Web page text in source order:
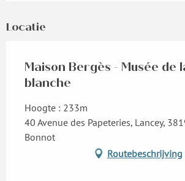
Locatie
Maison Bergès - Musée de
blanche
Hoogte : 233m
40 Avenue des Papeteries, Lancey,
Bonnot
Routebeschrijving